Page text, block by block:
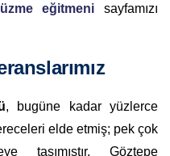
eğitmeni sayfamızı
, bugüne kadar yüzlerce
elde etmiş; pek çok
taşımıştır. Göztepe